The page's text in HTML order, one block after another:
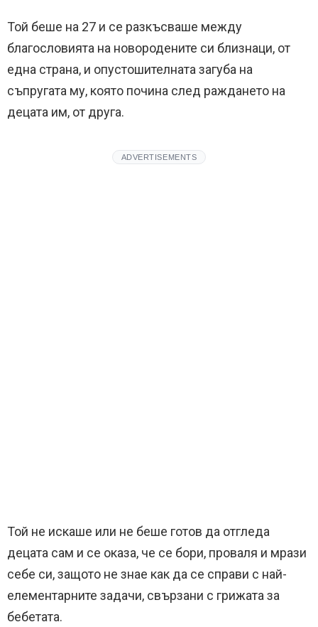
Той беше на 27 и се разкъсваше между
благословията на новородените си близнаци, от
една страна, и опустошителната загуба на
съпругата му, която почина след раждането на
децата им, от друга.
ADVERTISEMENTS
Той не искаше или не беше готов да отгледа
децата сам и се оказа, че се бори, проваля и мрази
себе си, защото не знае как да се справи с най-
елементарните задачи, свързани с грижата за
бебетата.